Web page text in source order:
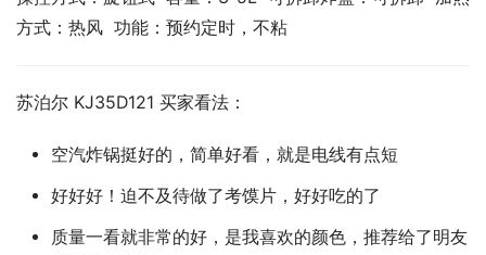
方式：热风  功能：预约定时，不粘
苏泊尔 KJ35D121 买家看法：
空汽炸锅挺好的，简单好看，就是电线有点短
好好好！迫不及待做了考馍片，好好吃的了
质量一看就非常的好，是我喜欢的颜色，推荐给了明友